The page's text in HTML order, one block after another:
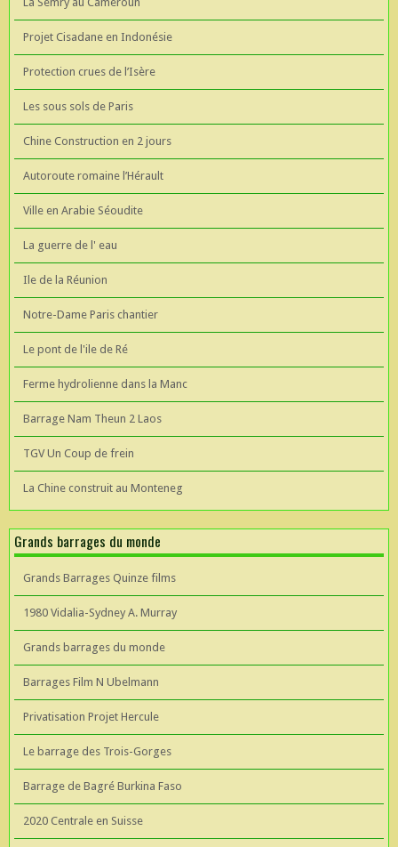
Projet Cisadane en Indonésie
Protection crues de l’Isère
Les sous sols de Paris
Chine Construction en 2 jours
Autoroute romaine l’Hérault
Ville en Arabie Séoudite
La guerre de l' eau
Ile de la Réunion
Notre-Dame Paris chantier
Le pont de l'ile de Ré
Ferme hydrolienne dans la Manc
Barrage Nam Theun 2 Laos
TGV Un Coup de frein
La Chine construit au Monteneg
Grands barrages du monde
Grands Barrages Quinze films
1980 Vidalia-Sydney A. Murray
Grands barrages du monde
Barrages Film N Ubelmann
Privatisation Projet Hercule
Le barrage des Trois-Gorges
Barrage de Bagré Burkina Faso
2020 Centrale en Suisse